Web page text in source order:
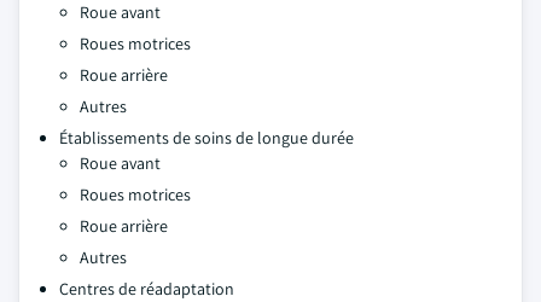
Roue avant
Roues motrices
Roue arrière
Autres
Établissements de soins de longue durée
Roue avant
Roues motrices
Roue arrière
Autres
Centres de réadaptation